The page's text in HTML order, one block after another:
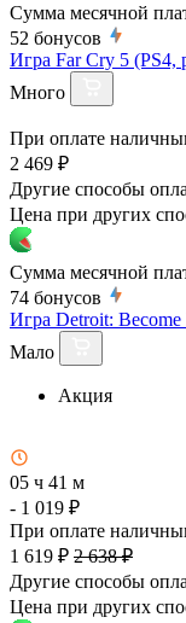
Сумма месячной
52 бонусов
Игра Far Cry 5 (PS4,
Много
При оплате
2 469 ₽
Другие способы
Цена при других
Сумма месячной
74 бонусов
Игра Detroit: Become
Мало
Акция
05 ч 41 м
- 1 019 ₽
При оплате
1 619 ₽ 2 638 ₽
Другие способы
Цена при других